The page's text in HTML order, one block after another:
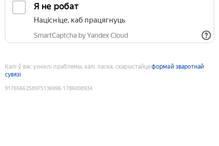
Я не робат
Націсніце, каб працягнуць
SmartCaptcha by Yandex Cloud
Калі ў вас узніклі праблемы, калі ласка, скарыстайцеформай зваротнай
сувязі
9176566258975136996:1786008934